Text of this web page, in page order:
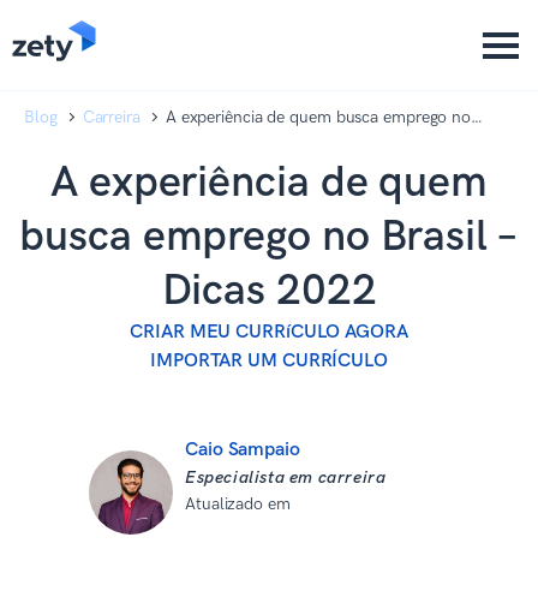
Blog Carreira
A experiência de quem busca emprego no
A experiência de quem
busca emprego no Brasil –
Dicas 2022
CRIAR MEU CURRíCULO AGORA
IMPORTAR UM CURRÍCULO
Caio Sampaio
Especialista em carreira
Atualizado em